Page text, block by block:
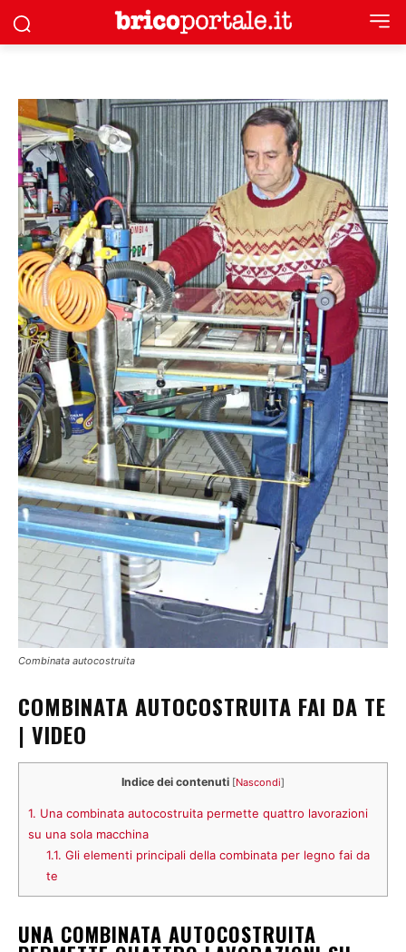
Combinata autocostruita
COMBINATA AUTOCOSTRUITA FAI DA TE
| VIDEO
Indice dei contenuti [Nascondi]
1. Una combinata autocostruita permette quattro lavorazioni
su una sola macchina
1.1. Gli elementi principali della combinata per legno fai da
te
UNA COMBINATA AUTOCOSTRUITA